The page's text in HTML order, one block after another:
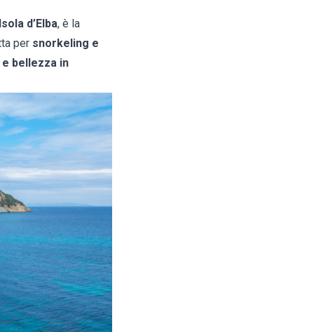
d’Elba, è la
per snorkeling e
bellezza in